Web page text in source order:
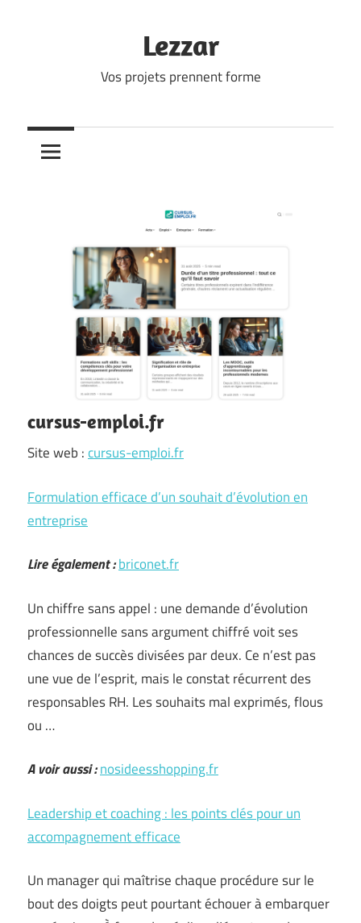
Lezzar
Vos projets prennent forme
cursus-emploi.fr
Site web :cursus-emploi.fr
Formulation efficace d’un souhait d’évolution en
entreprise
Lire également :briconet.fr
Un chiffre sans appel : une demande d’évolution
professionnelle sans argument chiffré voit ses
chances de succès divisées par deux. Ce n’est pas
une vue de l’esprit, mais le constat récurrent des
responsables RH. Les souhaits mal exprimés, flous
ou …
A voir aussi :nosideesshopping.fr
Leadership et coaching : les points clés pour un
accompagnement efficace
Un manager qui maîtrise chaque procédure sur le
bout des doigts peut pourtant échouer à embarquer